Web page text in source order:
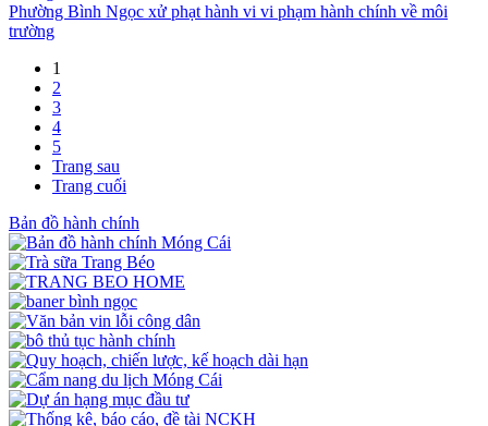
Phường Bình Ngọc xử phạt hành vi vi phạm hành chính về môi
trường
1
2
3
4
5
Trang sau
Trang cuối
Bản đồ hành chính